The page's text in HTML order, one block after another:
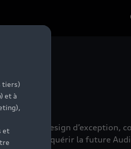
design d’exception,
aide à acquérir la future Audi
tiers)
et à
et